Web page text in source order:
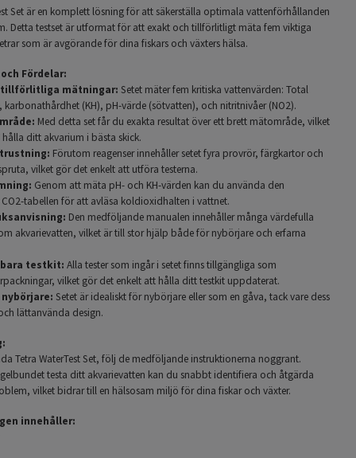
Set är en komplett lösning för att säkerställa optimala vattenförhållanden
Detta testset är utformat för att exakt och tillförlitligt mäta fem viktiga
som är avgörande för dina fiskars och växters hälsa.
Fördelar:
tillförlitliga mätningar: Setet mäter fem kritiska vattenvärden: Total
karbonathårdhet (KH), pH-värde (sötvatten), och nitritnivåer (NO2).
Med detta set får du exakta resultat över ett brett mätområde, vilket
ditt akvarium i bästa skick.
Förutom reagenser innehåller setet fyra provrör, färgkartor och
vilket gör det enkelt att utföra testerna.
Genom att mäta pH- och KH-värden kan du använda den
tabellen för att avläsa koldioxidhalten i vattnet.
Den medföljande manualen innehåller många värdefulla
akvarievatten, vilket är till stor hjälp både för nybörjare och erfarna
testkit: Alla tester som ingår i setet finns tillgängliga som
vilket gör det enkelt att hålla ditt testkit uppdaterat.
Setet är idealiskt för nybörjare eller som en gåva, tack vare dess
lättanvända design.
Tetra WaterTest Set, följ de medföljande instruktionerna noggrant.
testa ditt akvarievatten kan du snabbt identifiera och åtgärda
vilket bidrar till en hälsosam miljö för dina fiskar och växter.
innehåller: